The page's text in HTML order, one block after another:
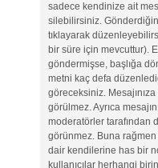
sadece kendinize ait
silebilirsiniz.
tıklayarak
bir süre için mevcuttur).
göndermişse, başlığa
metni kaç defa
göreceksiniz.
görülmez. Ayrıca
moderatörler tarafından
görünmez. Buna
dair kendilerine has bir
kullanıcılar herhangi